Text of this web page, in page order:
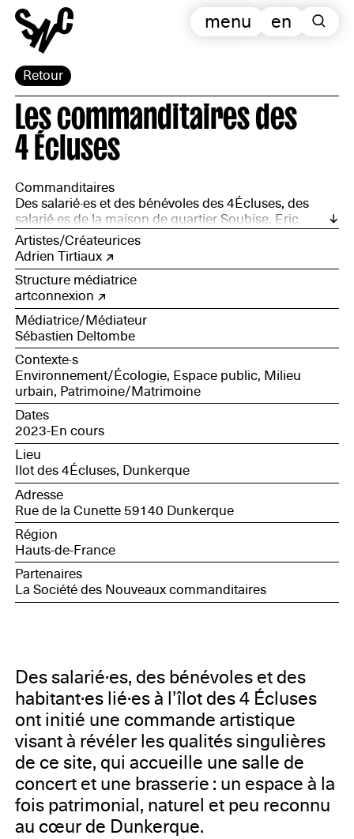
Retour
en
menu
Les commanditaires des
4 Écluses
Commanditaires
Des salarié·es et des bénévoles des 4Écluses, des
salarié·es de la maison de quartier Soubise, Eric
François (Brasserie des 4 Ecluses)
Artistes/Créateurices
Adrien Tirtiaux
Structure médiatrice
artconnexion
Médiatrice/Médiateur
Sébastien Deltombe
Contexte·s
Environnement/Écologie, Espace public, Milieu
urbain, Patrimoine/Matrimoine
Dates
2023-En cours
Lieu
Ilot des 4Écluses, Dunkerque
Adresse
Rue de la Cunette 59140 Dunkerque
Région
Hauts-de-France
Partenaires
La Société des Nouveaux commanditaires
Des salarié·es, des bénévoles et des
habitant·es lié·es à l’îlot des 4 Écluses
ont initié une commande artistique
visant à révéler les qualités singulières
de ce site, qui accueille une salle de
concert et une brasserie : un espace à la
fois patrimonial, naturel et peu reconnu
au cœur de Dunkerque.